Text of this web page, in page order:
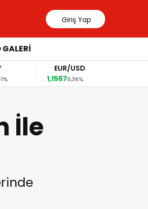
Giriş Yap
EUR/USD
1,15670,36%
İle